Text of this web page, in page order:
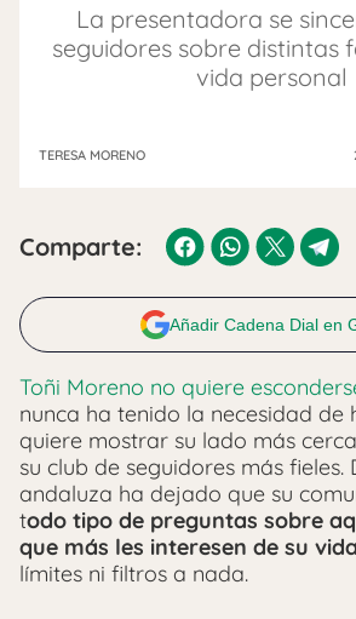
La presentadora se
seguidores sobre distintas
vida personal
TERESA MORENO
Comparte:
Añadir Cadena Dial en
Toñi Moreno no quiere
nunca ha tenido la necesidad de
quiere mostrar su lado más
su club de seguidores más fieles.
andaluza ha dejado que su
todo tipo de preguntas sobre
que más les interesen de su vida
límites ni filtros a nada.